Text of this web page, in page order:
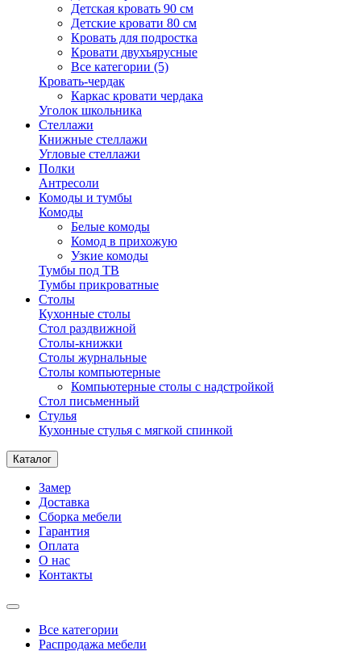
Детская кровать 90 см
Детские кровати 80 см
Кровать для подростка
Кровати двухъярусные
Все категории (5)
Кровать-чердак
Каркас кровати чердака
Уголок школьника
Стеллажи
Книжные стеллажи
Угловые стеллажи
Полки
Антресоли
Комоды и тумбы
Комоды
Белые комоды
Комод в прихожую
Узкие комоды
Тумбы под ТВ
Тумбы прикроватные
Столы
Кухонные столы
Стол раздвижной
Столы-книжки
Столы журнальные
Столы компьютерные
Компьютерные столы с надстройкой
Стол письменный
Стулья
Кухонные стулья с мягкой спинкой
Каталог
Замер
Доставка
Сборка мебели
Гарантия
Оплата
О нас
Контакты
Все категории
Распродажа мебели